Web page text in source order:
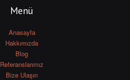
Menü
Anasayfa
Hakkımızda
Blog
Referanslarımız
Bize Ulaşın